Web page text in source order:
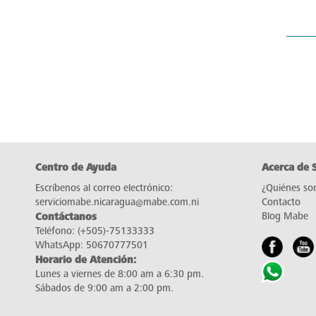
Centro de Ayuda
Escríbenos al correo electrónico:
serviciomabe.nicaragua@mabe.com.ni
Contáctanos
Teléfono: (+505)-75133333
WhatsApp: 50670777501
Horario de Atención:
Lunes a viernes de 8:00 am a 6:30 pm.
Sábados de 9:00 am a 2:00 pm.
Acerca de
¿Quiénes
Contacto
Blog Mabe